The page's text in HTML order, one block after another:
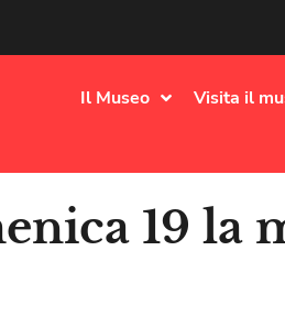
Il Museo Visita il
19 la